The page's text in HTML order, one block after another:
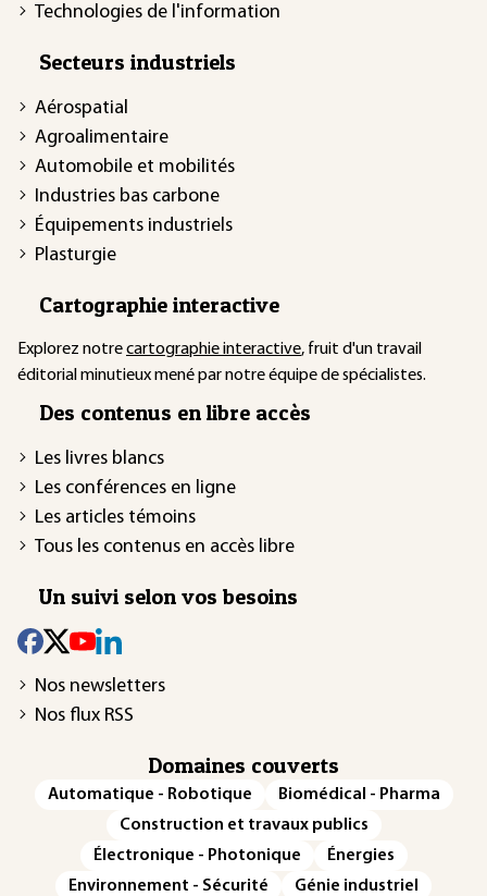
Technologies de l'information
Secteurs industriels
Aérospatial
Agroalimentaire
Automobile et mobilités
Industries bas carbone
Équipements industriels
Plasturgie
Cartographie interactive
Explorez notrecartographie interactive, fruit d'un travail
éditorial minutieux mené par notre équipe de spécialistes.
Des contenus en libre accès
Les livres blancs
Les conférences en ligne
Les articles témoins
Tous les contenus en accès libre
Un suivi selon vos besoins
Nos newsletters
Nos flux RSS
Domaines couverts
Automatique - Robotique
Biomédical - Pharma
Construction et travaux publics
Électronique - Photonique
Énergies
Environnement - Sécurité
Génie industriel